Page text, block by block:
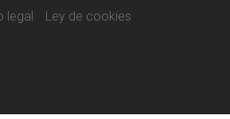
legal Ley de cookies